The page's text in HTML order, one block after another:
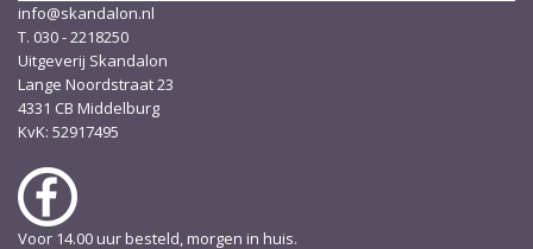
info@skandalon.nl
T. 030 - 2218250
Uitgeverij Skandalon
Lange Noordstraat 23
4331 CB Middelburg
KvK: 52917495
Voor 14.00 uur besteld, morgen in huis.